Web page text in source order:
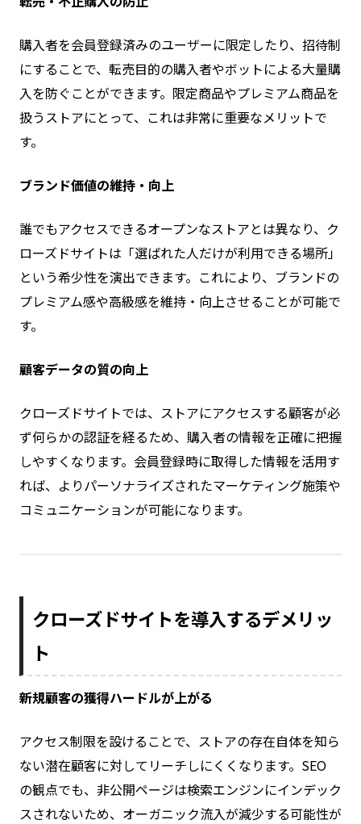
購入者を会員登録済みのユーザーに限定したり、招待制
にすることで、転売目的の購入者やボットによる大量購
入を防ぐことができます。限定商品やプレミアム商品を
扱うストアにとって、これは非常に重要なメリットで
す。
ブランド価値の維持・向上
誰でもアクセスできるオープンなストアとは異なり、ク
ローズドサイトは「選ばれた人だけが利用できる場所」
という希少性を演出できます。これにより、ブランドの
プレミアム感や高級感を維持・向上させることが可能で
す。
顧客データの質の向上
クローズドサイトでは、ストアにアクセスする顧客が必
ず何らかの認証を経るため、購入者の情報を正確に把握
しやすくなります。会員登録時に取得した情報を活用す
れば、よりパーソナライズされたマーケティング施策や
コミュニケーションが可能になります。
クローズドサイトを導入するデメリッ
ト
新規顧客の獲得ハードルが上がる
アクセス制限を設けることで、ストアの存在自体を知ら
ない潜在顧客に対してリーチしにくくなります。SEO
の観点でも、非公開ページは検索エンジンにインデック
スされないため、オーガニック流入が減少する可能性が